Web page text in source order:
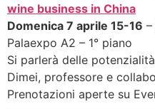
wine business in China
Domenica 7 aprile 15-16
Palaexpo A2 – 1° piano
Si parlerà delle
Dimei, professore e
Prenotazioni aperte su